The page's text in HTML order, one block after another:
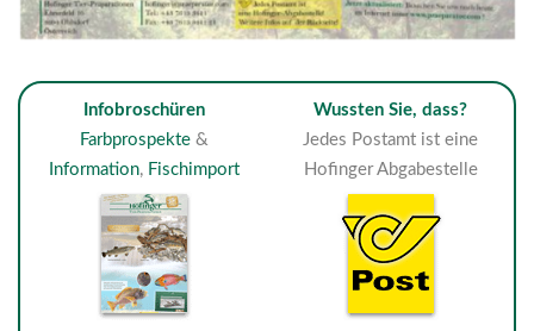
Infobroschüren
Farbprospekte&
Information, Fischimport
Wussten Sie, dass?
Jedes Postamt ist eine
Hofinger Abgabestelle